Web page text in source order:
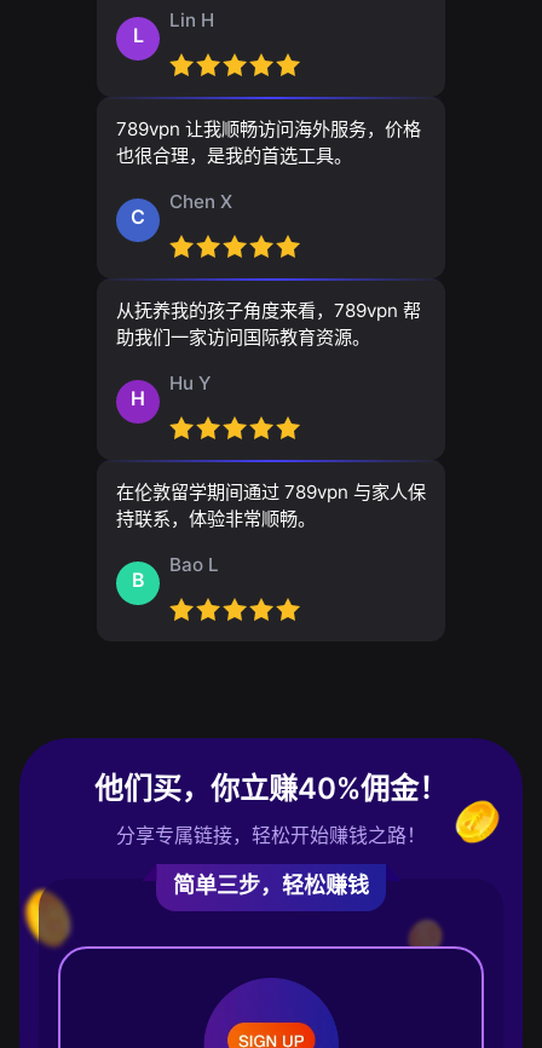
L
Lin H
789vpn 让我顺畅访问海外服务，价格
也很合理，是我的首选工具。
C
Chen X
从抚养我的孩子角度来看，789vpn 帮
助我们一家访问国际教育资源。
H
Hu Y
在伦敦留学期间通过 789vpn 与家人保
持联系，体验非常顺畅。
B
Bao L
他们买，你立赚40%佣金！
分享专属链接，轻松开始赚钱之路！
简单三步，轻松赚钱